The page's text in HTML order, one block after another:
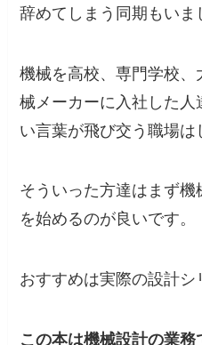
辞めてしまう同期 もいま
機械を高校、専門学校
械メーカーに入社した人
い言葉が飛び交う職場は
そういった方達は まず機
を始めるのが良いです。
おすすめは実際の設計シ
この本は機械設計の業